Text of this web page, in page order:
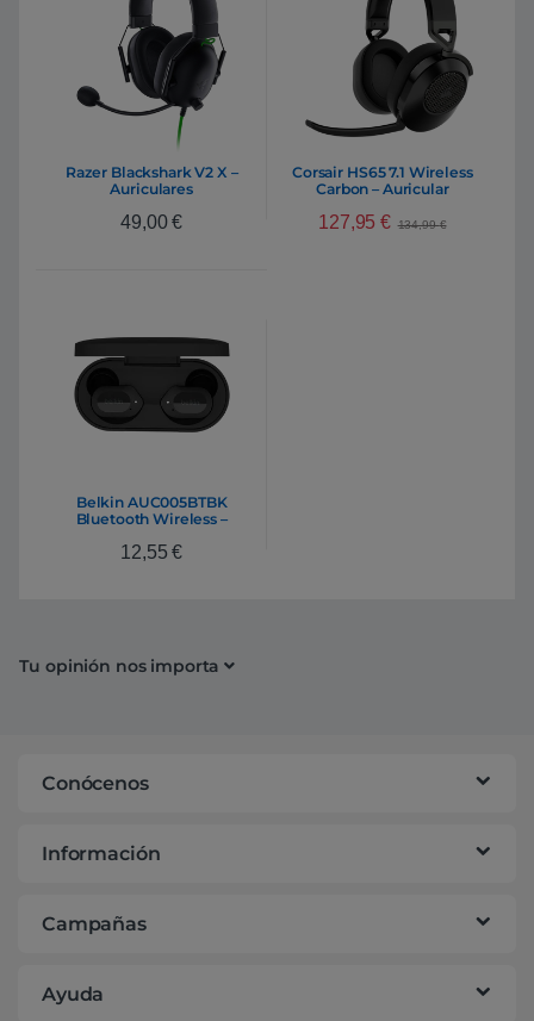
Razer Blackshark V2 X –
Auriculares
49,00€
Corsair HS65 7.1 Wireless
Carbon – Auricular
127,95€ 134,99€
Belkin AUC005BTBK
Bluetooth Wireless –
12,55€
Tu opinión nos importa
Conócenos
Información
Campañas
Ayuda